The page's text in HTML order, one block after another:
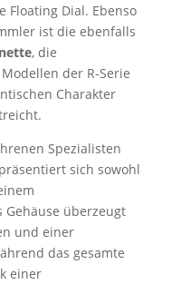
Floating Dial. Ebenso
ist die ebenfalls
, die
der R-Serie
Charakter
Spezialisten
sich sowohl
Gehäuse überzeugt
und einer
das gesamte
einer